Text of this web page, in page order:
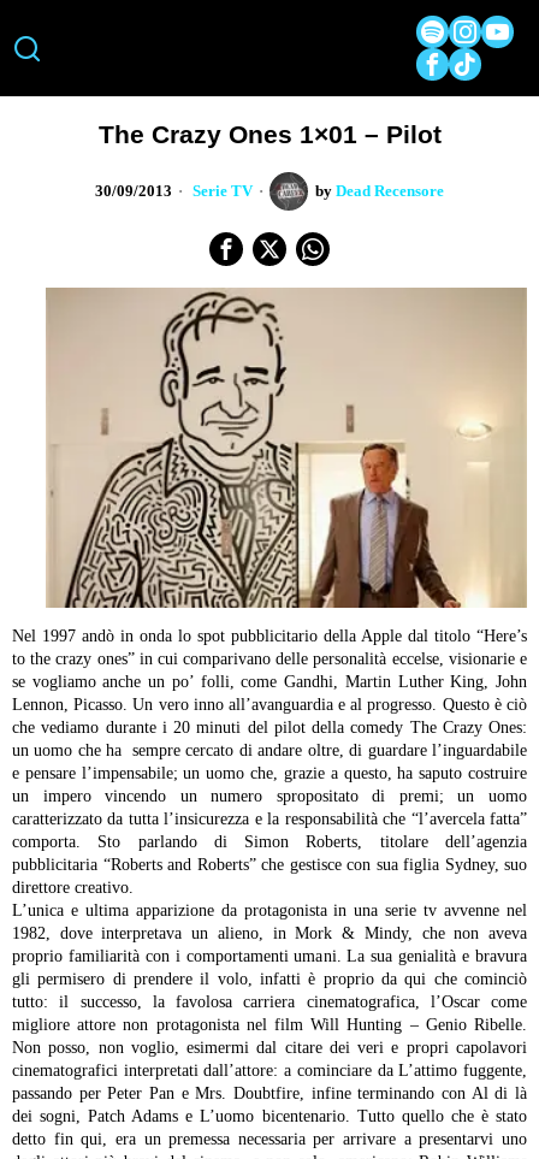
The Crazy Ones 1×01 – Pilot
30/09/2013 Serie TV by Dead Recensore
Nel 1997 andò in onda lo spot pubblicitario della Apple dal titolo “Here’s
to the crazy ones” in cui comparivano delle personalità eccelse, visionarie e
se vogliamo anche un po’ folli, come Gandhi, Martin Luther King, John
Lennon, Picasso. Un vero inno all’avanguardia e al progresso. Questo è ciò
che vediamo durante i 20 minuti del pilot della comedy The Crazy Ones:
un uomo che ha sempre cercato di andare oltre, di guardare l’inguardabile
e pensare l’impensabile; un uomo che, grazie a questo, ha saputo costruire
un impero vincendo un numero spropositato di premi; un uomo
caratterizzato da tutta l’insicurezza e la responsabilità che “l’avercela fatta”
comporta. Sto parlando di Simon Roberts, titolare dell’agenzia
pubblicitaria “Roberts and Roberts” che gestisce con sua figlia Sydney, suo
direttore creativo.
L’unica e ultima apparizione da protagonista in una serie tv avvenne nel
1982, dove interpretava un alieno, in Mork & Mindy, che non aveva
proprio familiarità con i comportamenti umani. La sua genialità e bravura
gli permisero di prendere il volo, infatti è proprio da qui che cominciò
tutto: il successo, la favolosa carriera cinematografica, l’Oscar come
migliore attore non protagonista nel film Will Hunting – Genio Ribelle.
Non posso, non voglio, esimermi dal citare dei veri e propri capolavori
cinematografici interpretati dall’attore: a cominciare da L’attimo fuggente,
passando per Peter Pan e Mrs. Doubtfire, infine terminando con Al di là
dei sogni, Patch Adams e L’uomo bicentenario. Tutto quello che è stato
detto fin qui, era un premessa necessaria per arrivare a presentarvi uno